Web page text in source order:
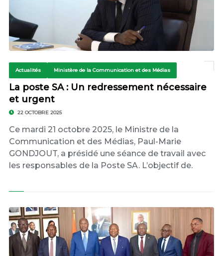
Actualités Ministère de la Communication et des Médias
La poste SA : Un redressement nécessaire
et urgent
22 OCTOBRE 2025
Ce mardi 21 octobre 2025, le Ministre de la
Communication et des Médias, Paul-Marie
GONDJOUT, a présidé une séance de travail avec
les responsables de la Poste SA. L’objectif de.